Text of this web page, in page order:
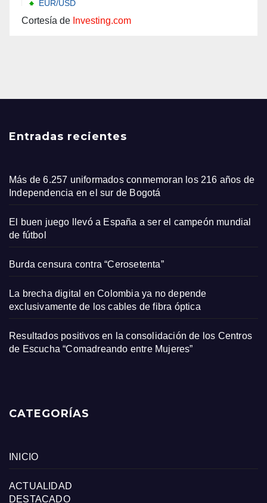
Cortesía de Investing.com
Entradas recientes
Más de 6.257 uniformados conmemoran los 216 años de
Independencia en el sur de Bogotá
El buen juego llevó a España a ser el campeón mundial
de fútbol
Burda censura contra “Cerosetenta”
La brecha digital en Colombia ya no depende
exclusivamente de los cables de fibra óptica
Resultados positivos en la consolidación de los Centros
de Escucha “Comadreando entre Mujeres”
CATEGORÍAS
INICIO
ACTUALIDAD
DESTACADO